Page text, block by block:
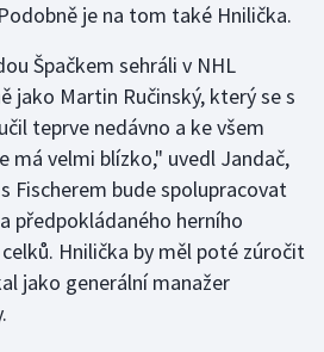
je na tom také Hnilička.
Špačkem sehráli v NHL
jako Martin Ručinský, který se s
teprve nedávno a ke všem
má velmi blízko," uvedl Jandač,
Fischerem bude spolupracovat
předpokládaného herního
Hnilička by měl poté zúročit
jako generální manažer